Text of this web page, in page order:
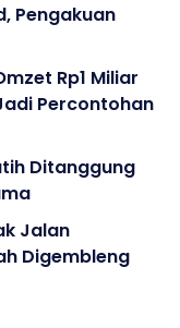
Pengakuan
Rp1 Miliar
Percontohan
Ditanggung
Jalan
Digembleng